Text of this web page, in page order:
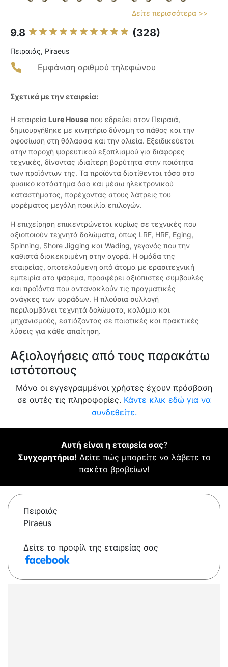
Δείτε περισσότερα >>
9.8 (328)
Πειραιάς, Piraeus
Εμφάνιση αριθμού τηλεφώνου
Σχετικά με την εταιρεία:
Η εταιρεία Lure House που εδρεύει στον Πειραιά,
δημιουργήθηκε με κινητήριο δύναμη το πάθος και την
αφοσίωση στη θάλασσα και την αλιεία. Εξειδικεύεται
στην παροχή ψαρευτικού εξοπλισμού για διάφορες
τεχνικές, δίνοντας ιδιαίτερη βαρύτητα στην ποιότητα
των προϊόντων της. Τα προϊόντα διατίθενται τόσο στο
φυσικό κατάστημα όσο και μέσω ηλεκτρονικού
καταστήματος, παρέχοντας στους λάτρεις του
ψαρέματος μεγάλη ποικιλία επιλογών.
Η επιχείρηση επικεντρώνεται κυρίως σε τεχνικές που
αξιοποιούν τεχνητά δολώματα, όπως LRF, HRF, Eging,
Spinning, Shore Jigging και Wading, γεγονός που την
καθιστά διακεκριμένη στην αγορά. Η ομάδα της
εταιρείας, αποτελούμενη από άτομα με ερασιτεχνική
εμπειρία στο ψάρεμα, προσφέρει αξιόπιστες συμβουλές
και προϊόντα που αντανακλούν τις πραγματικές
ανάγκες των ψαράδων. Η πλούσια συλλογή
περιλαμβάνει τεχνητά δολώματα, καλάμια και
μηχανισμούς, εστιάζοντας σε ποιοτικές και πρακτικές
λύσεις για κάθε απαίτηση.
Αξιολογήσεις από τους παρακάτω
ιστότοπους
Μόνο οι εγγεγραμμένοι χρήστες έχουν πρόσβαση
σε αυτές τις πληροφορίες. Κάντε κλικ εδώ για να
συνδεθείτε.
Αυτή είναι η εταιρεία σας?
Συγχαρητήρια! Δείτε πώς μπορείτε να λάβετε το
πακέτο βραβείων!
Πειραιάς
Piraeus
Δείτε το προφίλ της εταιρείας σας